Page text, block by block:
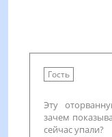
Гость
Эту
зачем
сейчас упали?